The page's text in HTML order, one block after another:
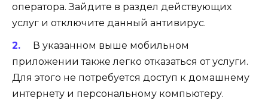
оператора. Зайдите в раздел действующих
услуг и отключите данный антивирус.
В указанном выше мобильном
приложении также легко отказаться от услуги.
Для этого не потребуется доступ к домашнему
интернету и персональному компьютеру.